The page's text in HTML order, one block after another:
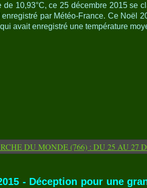
de 10,93°C, ce 25 décembre 2015 se
par Météo-France. Ce Noël
avait enregistré une température
- Déception pour une